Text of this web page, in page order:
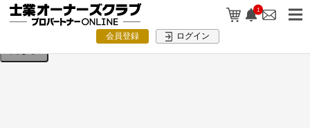
1
会員登録 ログイン
検索条件を入力してください。